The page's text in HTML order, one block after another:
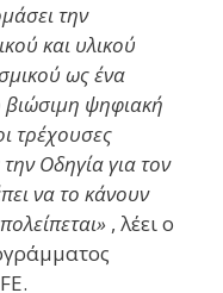
την
και υλικού
ως ένα
ψηφιακή
τρέχουσες
Οδηγία για τον
να το κάνουν
, λέει ο